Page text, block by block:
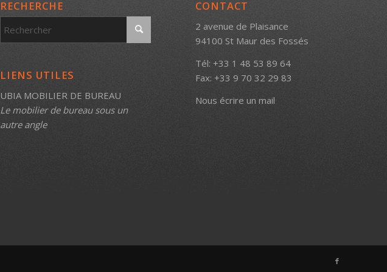
RECHERCHE
LIENS UTILES
UBIA MOBILIER DE BUREAU
Le mobilier de bureau sous un
autre angle
CONTACT
2 avenue de Plaisance
94100 St Maur des Fossés
Tél: +33 1 48 53 89 64
Fax: +33 9 70 32 29 83
Nous écrire un mail